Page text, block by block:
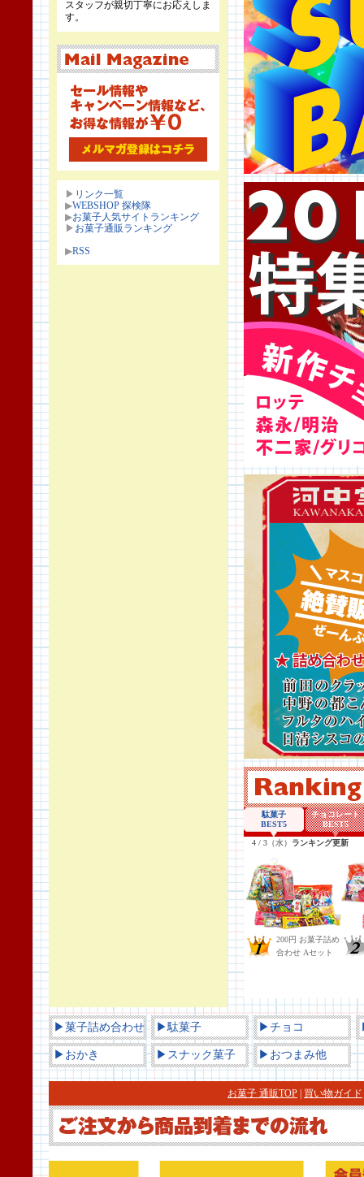
スタッフが親切丁寧にお応えしま
す。
▶ リンク一覧
▶WEBSHOP 探検隊
▶お菓子人気サイトランキング
▶ お菓子通販ランキング
▶RSS
▶菓子詰め合わせ ▶駄菓子 ▶チョコ
▶おかき ▶スナック菓子 ▶おつまみ他
お菓子 通販TOP 買い物ガイド